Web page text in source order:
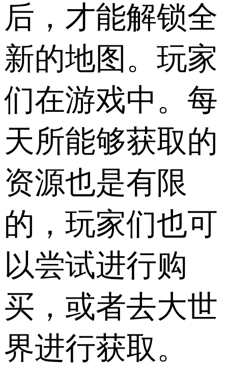
后，才能解锁全
新的地图。玩家
们在游戏中。每
天所能够获取的
资源也是有限
的，玩家们也可
以尝试进行购
买，或者去大世
界进行获取。